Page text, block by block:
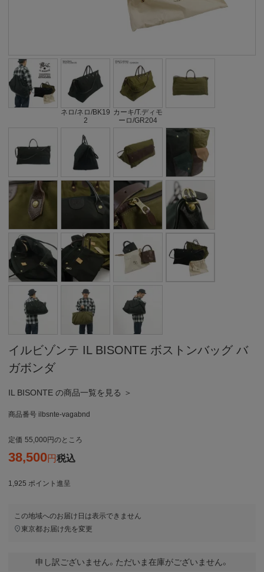
ネロ/ネロ/BK19
2
カーキ/T.ディモ
ーロ/GR204
イルビゾンテ IL BISONTE ボストンバッグ バ
ガボンダ
IL BISONTE の商品一覧を見る ＞
商品番号 ilbsnte-vagabnd
定価 55,000 のところ
38,500 税込
1,925 ポイント進呈
この地域へのお届け日は表示できません
東京都お届け先を変更
申し訳ございません。ただいま在庫がございません。